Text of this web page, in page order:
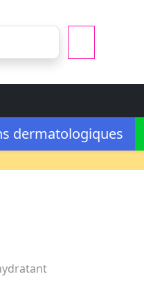
dermatologiques